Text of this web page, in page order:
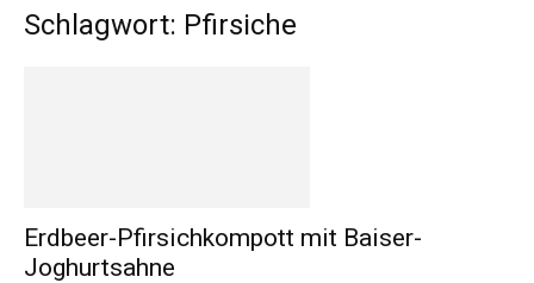
Schlagwort: Pfirsiche
Erdbeer-Pfirsichkompott mit Baiser-
Joghurtsahne